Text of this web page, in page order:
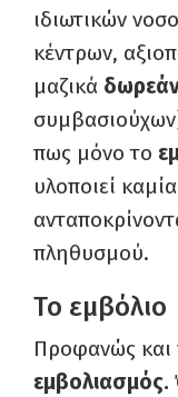
ιδιωτικών
κέντρων,
μαζικά
πως μόνο το
υλοποιεί
πληθυσμού.
Το εμβόλιο
Προφανώς και
εμβολιασμός.